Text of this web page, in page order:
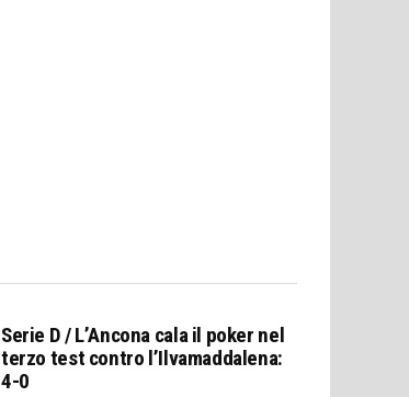
Serie D / L’Ancona cala il poker nel
terzo test contro l’Ilvamaddalena:
4-0